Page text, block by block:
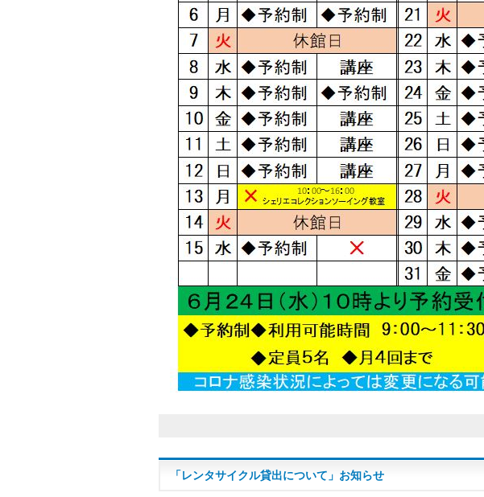
「レンタサイクル貸出について」お知らせ